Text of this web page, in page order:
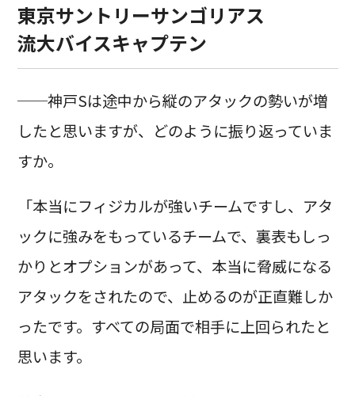
東京サントリーサンゴリアス
流大バイスキャプテン
──神戸Sは途中から縦のアタックの勢いが増
したと思いますが、どのように振り返っていま
すか。
「本当にフィジカルが強いチームですし、アタ
ックに強みをもっているチームで、裏表もしっ
かりとオプションがあって、本当に脅威になる
アタックをされたので、止めるのが正直難しか
ったです。すべての局面で相手に上回られたと
思います。